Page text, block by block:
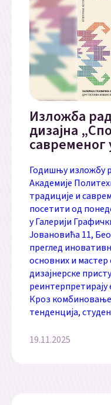
Изложба
дизајна
савременог
Годишњу изложбу
Академије
традиције и
посетити од
у Галерији
Јовановића 11,
преглед
основних и мастер
дизајнерске
реинтерпретирају
Кроз
тенденција,
19.11.2025